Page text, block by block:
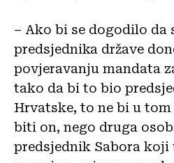
– Ako bi se dogodilo da
predsjednika države
povjeravanju mandata
tako da bi to bio
Hrvatske, to ne bi u
biti on, nego druga
predsjednik Sabora